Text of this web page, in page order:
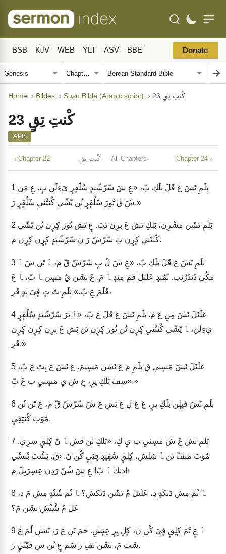
BSB KJV WEB YLT ASV BBE Donate
Home › Bibles › Susu Bible (Arabic script) › كْنتِ تِقٍ 23
كْنتِ تِقٍ 23
APB
‹ Chapter 22 كْنتِ تِقٍ — All Chapters Chapter 24 ›
1
شَ قَ تُورَ سٌلٌقٍرٍ نُن يّشّي كٌنتٌنيِ سٌلٌقٍرٍ رَ.»
2
كٌنتٌنيِ كٍرٍن بَ سّرّشّ رَ نَ سّرّشّبَدٍ كٍرٍن كٍرٍن مَ.
3
مَكُيَ دٌندٌرٌنتِ. تّمُندٍ عَلَتَلَ قَمَ مِنِدٍ ﭑ مَ. عَ نَشَن يٌ مَسٍن ﭑ بّ، ﭑ عَ
قَلَمَ عِ بّ.» بَلَمِ تٌ تٍ فٍيَ ندٍ قَرِ،
4
يَءِلَن، ﭑ يّشّي كٌنتٌنيِ كٍرٍن نُن تُورَ كٍرٍن نَن بَشِ عَ بِرِن كٍرٍن كٍرٍن
قَرِ.»
5
«سِفَ بَلَكِ يِرٍ، عِ شَ يِ مَسٍنيِ تِ عَ بّ.»
6
مٌوَبَ كُنتِفِيٍ.
7
مٌوَبَ مَنفّ نَن ﭑ شِلِشِ، كٍلِقٍ سٌفٍتٍدٍ فٍيَيٍ كْن نَ. ‹قَ، يَشُبَ بْنسْي
دَنكَ ﭑ بّ! عِ شَ شْنّ رَدِن عِسِرَيِلَ مَ!›
8
عَلَ مُ شْنْشِ نَشَن مَ؟
9
شَتِ مَ، نَشَن تَفِ رَ سَمَ عٍ نُن سِ فبّتّيٍ رَ.